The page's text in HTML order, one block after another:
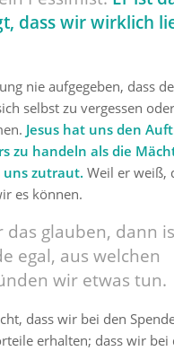
dass wir wirklich
nie aufgegeben, dass
selbst zu vergessen
Jesus hat uns den
zu handeln als die
uns zutraut. Weil er weiß,
es können.
das glauben, dann
egal, aus welchen
wir etwas tun.
dass wir bei den
erhalten; dass wir bei